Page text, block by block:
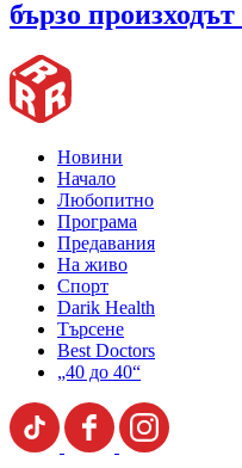
бързо
Новини
Начало
Любопитно
Програма
Предавания
На живо
Спорт
Darik Health
Търсене
Best Doctors
„40 до 40“